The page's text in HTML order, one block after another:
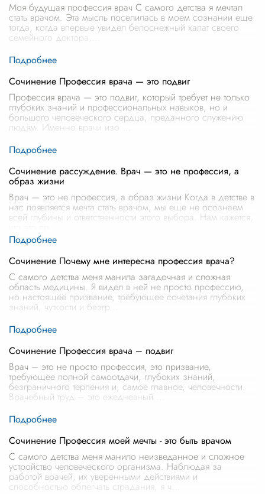
Моя будущая профессия врач С самого детства я мечтал
стать врачом. Эта мысль поселилась в моем сознании еще
тогда, когда впервые увидел белоснежный халат своего
семейного доктора,
Сочинение Профессия врача — это подвиг
Профессия врача — это подвиг, который требует не только
глубоких знаний и профессиональных навыков, но и
большого человеческого сердца, преданного служению
людям. Именно врачи изо
Сочинение рассуждение. Врач — это не профессия, а
образ жизни
Врач — это не профессия, а образ жизни Когда в детстве в
нас появляется мечта стать врачом, мы еще не осознаем
всей глубины и ответственности этого выбора. Нам кажется,
Сочинение Почему мне интересна профессия врача?
С самого детства меня манила загадочная и сложная
область медицины. Я видел в ней не просто профессию,
но настоящее призвание, требующее сочетания глубоких
знаний, чуткости и безгр
Сочинение Профессия врача – подвиг
Врач – это не просто профессия, это призвание,
требующее полной самоотдачи, глубоких знаний,
безграничного терпения и, самое главное, человечности.
Врачебный труд – это ежедневный
Сочинение Профессия моей мечты - это быть врачом
С самого детства меня манило неизведанное и сложное
устройство человеческого организма. Наблюдая за
работой врачей, их уверенными действиями и
способностью облегчать страдания, я ч